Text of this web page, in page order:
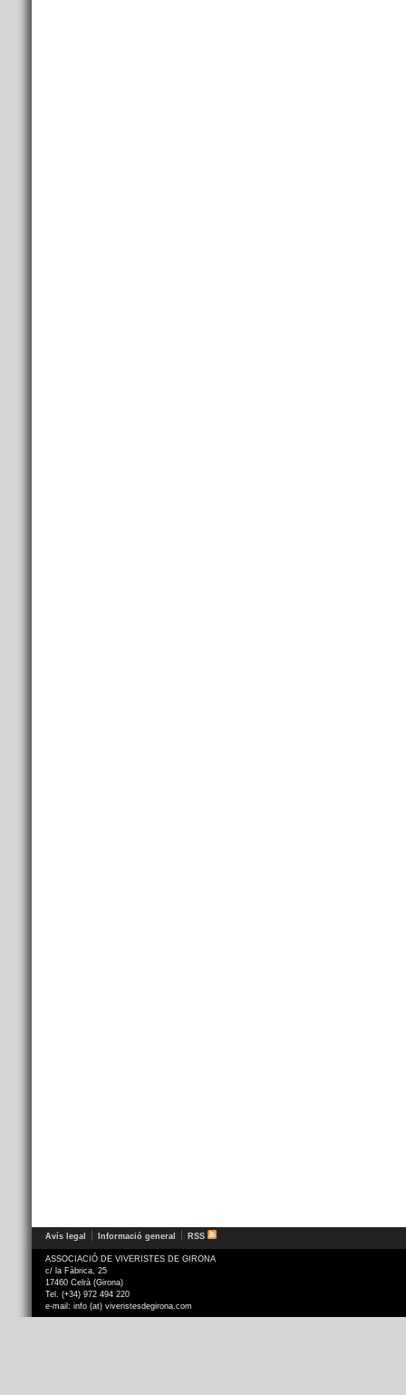
Avís legal Informació general RSS
ASSOCIACIÓ DE VIVERISTES DE GIRONA
c/ la Fàbrica, 25
17460 Celrà (Girona)
Tel. (+34) 972 494 220
e-mail: info (at) viveristesdegirona.com